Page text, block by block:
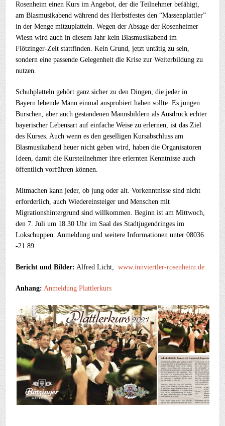
Rosenheim einen Kurs im Angebot, der die Teilnehmer befähigt,
am Blasmusikabend während des Herbstfestes den “Massenplattler”
in der Menge mitzuplatteln. Wegen der Absage der Rosenheimer
Wiesn wird auch in diesem Jahr kein Blasmusikabend im
Flötzinger-Zelt stattfinden. Kein Grund, jetzt untätig zu sein,
sondern eine passende Gelegenheit die Krise zur Weiterbildung zu
nutzen.
Schuhplatteln gehört ganz sicher zu den Dingen, die jeder in
Bayern lebende Mann einmal ausprobiert haben sollte. Es jungen
Burschen, aber auch gestandenen Mannsbildern als Ausdruck echter
bayerischer Lebensart auf einfache Weise zu erlernen, ist das Ziel
des Kurses. Auch wenn es den geselligen Kursabschluss am
Blasmusikabend heuer nicht geben wird, haben die Organisatoren
Ideen, damit die Kursteilnehmer ihre erlernten Kenntnisse auch
öffentlich vorführen können.
Mitmachen kann jeder, ob jung oder alt. Vorkenntnisse sind nicht
erforderlich, auch Wiedereinsteiger und Menschen mit
Migrationshintergrund sind willkommen. Beginn ist am Mittwoch,
den 7. Juli um 18.30 Uhr im Saal des Stadtjugendringes im
Lokschuppen. Anmeldung und weitere Informationen unter 08036
-21 89.
Bericht und Bilder: Alfred Licht,www.innviertler-rosenheim.de
Anhang: Anmeldung Plattlerkurs